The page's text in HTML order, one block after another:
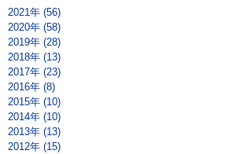
2021年 (56)
2020年 (58)
2019年 (28)
2018年 (13)
2017年 (23)
2016年 (8)
2015年 (10)
2014年 (10)
2013年 (13)
2012年 (15)